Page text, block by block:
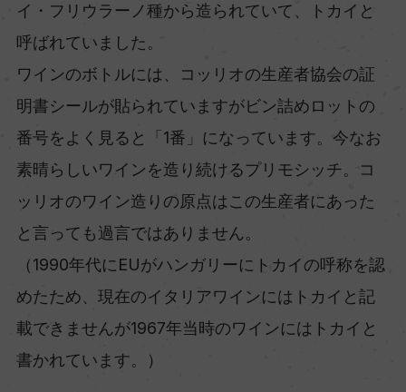
イ・フリウラーノ種から造られていて、トカイと
呼ばれていました。
ワインのボトルには、コッリオの生産者協会の証
明書シールが貼られていますがビン詰めロットの
番号をよく見ると「1番」になっています。今なお
素晴らしいワインを造り続けるプリモシッチ。コ
ッリオのワイン造りの原点はこの生産者にあった
と言っても過言ではありません。
（1990年代にEUがハンガリーにトカイの呼称を認
めたため、現在のイタリアワインにはトカイと記
載できませんが1967年当時のワインにはトカイと
書かれています。）